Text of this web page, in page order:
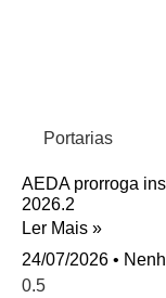
Portarias
AEDA prorroga
2026.2
Ler Mais »
24/07/2026